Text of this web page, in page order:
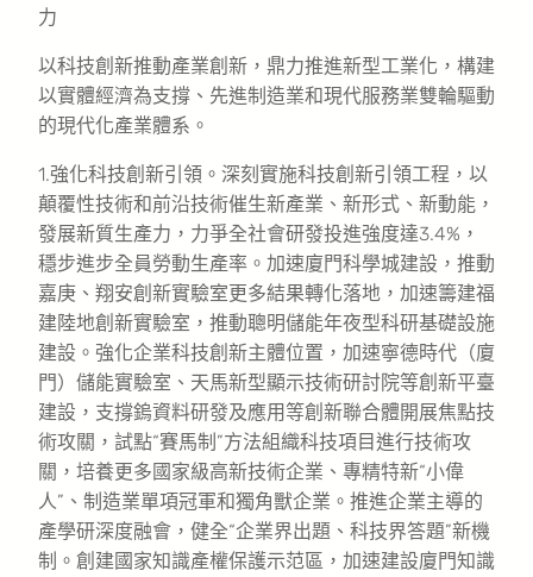
力
以科技創新推動產業創新，鼎力推進新型工業化，構建
以實體經濟為支撐、先進制造業和現代服務業雙輪驅動
的現代化產業體系。
1.強化科技創新引領。深刻實施科技創新引領工程，以
顛覆性技術和前沿技術催生新產業、新形式、新動能，
發展新質生產力，力爭全社會研發投進強度達3.4%，
穩步進步全員勞動生產率。加速廈門科學城建設，推動
嘉庚、翔安創新實驗室更多結果轉化落地，加速籌建福
建陸地創新實驗室，推動聰明儲能年夜型科研基礎設施
建設。強化企業科技創新主體位置，加速寧德時代（廈
門）儲能實驗室、天馬新型顯示技術研討院等創新平臺
建設，支撐鎢資料研發及應用等創新聯合體開展焦點技
術攻關，試點“賽馬制”方法組織科技項目進行技術攻
關，培養更多國家級高新技術企業、專精特新“小偉
人”、制造業單項冠軍和獨角獸企業。推進企業主導的
產學研深度融會，健全“企業界出題、科技界答題”新機
制。創建國家知識產權保護示范區，加速建設廈門知識